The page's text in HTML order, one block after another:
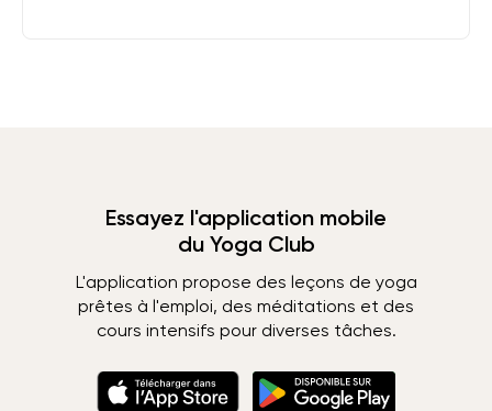
Essayez l'application mobile
du Yoga Club
L'application propose des leçons de yoga
prêtes à l'emploi, des méditations et des
cours intensifs pour diverses tâches.